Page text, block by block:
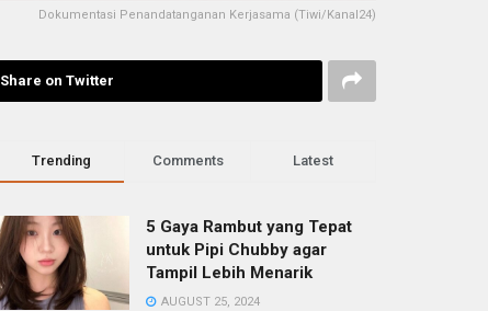
Dokumentasi Penandatanganan Kerjasama (Tiwi/Kanal24)
Share on Twitter
Trending Comments Latest
5 Gaya Rambut yang Tepat
untuk Pipi Chubby agar
Tampil Lebih Menarik
AUGUST 25, 2024